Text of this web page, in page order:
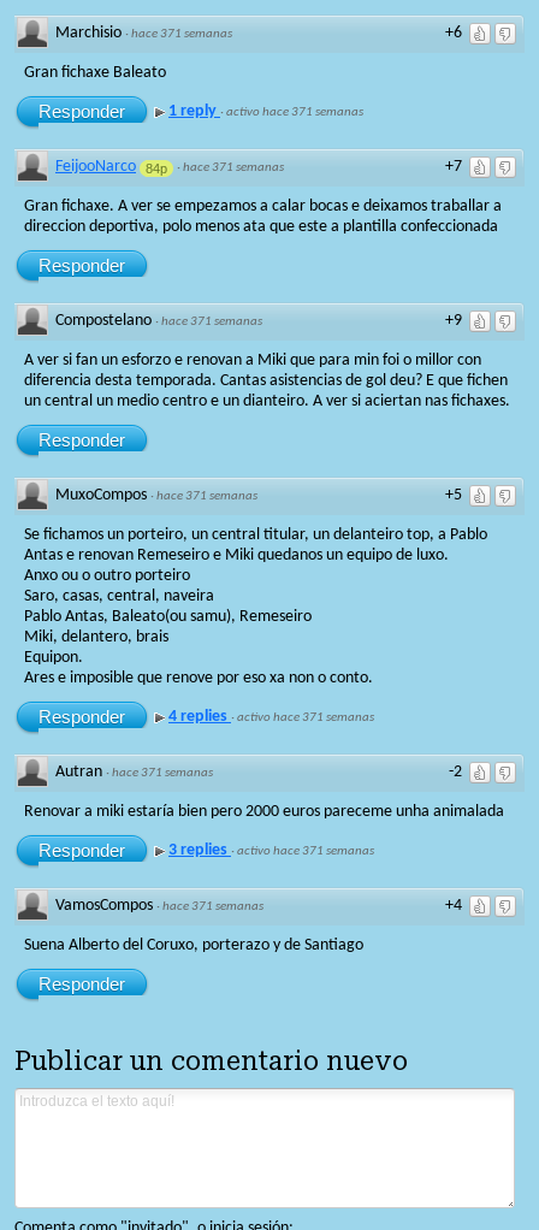
+6
Marchisio ·hace 371 semanas
Gran fichaxe Baleato
Responder 1 reply ·activo hace 371 semanas
+7
FeijooNarco 84p ·hace 371 semanas
Gran fichaxe. A ver se empezamos a calar bocas e deixamos traballar a
direccion deportiva, polo menos ata que este a plantilla confeccionada
Responder
+9
Compostelano ·hace 371 semanas
A ver si fan un esforzo e renovan a Miki que para min foi o millor con
diferencia desta temporada. Cantas asistencias de gol deu? E que fichen
un central un medio centro e un dianteiro. A ver si aciertan nas fichaxes.
Responder
+5
MuxoCompos ·hace 371 semanas
Se fichamos un porteiro, un central titular, un delanteiro top, a Pablo
Antas e renovan Remeseiro e Miki quedanos un equipo de luxo.
Anxo ou o outro porteiro
Saro, casas, central, naveira
Pablo Antas, Baleato(ou samu), Remeseiro
Miki, delantero, brais
Equipon.
Ares e imposible que renove por eso xa non o conto.
Responder 4 replies ·activo hace 371 semanas
-2
Autran ·hace 371 semanas
Renovar a miki estaría bien pero 2000 euros pareceme unha animalada
Responder 3 replies ·activo hace 371 semanas
+4
VamosCompos ·hace 371 semanas
Suena Alberto del Coruxo, porterazo y de Santiago
Responder
Publicar un comentario nuevo